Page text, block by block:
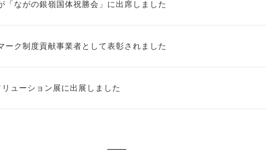
「ながの銀嶺国体祝勝会」に出席しました
ーク制度貢献事業者として表彰されました
ューション展に出展しました